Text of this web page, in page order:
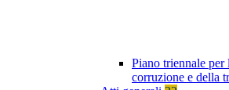
Piano triennale per
corruzione e della